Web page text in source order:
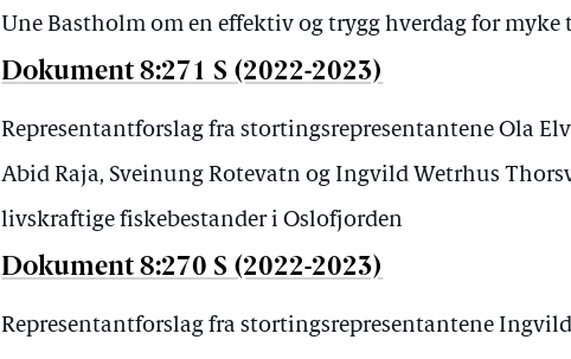
Une Bastholm om en effektiv og trygg hverdag for
Dokument 8:271 S (2022-2023)
Representantforslag fra stortingsrepresentantene Ola
Abid Raja, Sveinung Rotevatn og Ingvild Wetrhus
livskraftige fiskebestander i Oslofjorden
Dokument 8:270 S (2022-2023)
Representantforslag fra stortingsrepresentantene